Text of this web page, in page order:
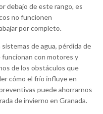
debajo de este rango, es
no funcionen
por completo.
de agua, pérdida de
con motores y
de los obstáculos que
cómo el frío influye en
puede ahorrarnos
de invierno en Granada.